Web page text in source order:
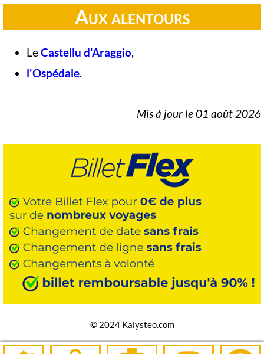
Aux alentours
LeCastellu d'Araggio
l'Ospédale
Mis à jour le 01 août 2026
© 2024 Kalysteo.com